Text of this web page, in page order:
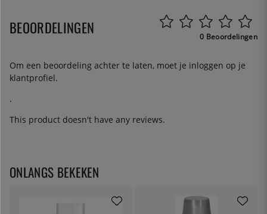
BEOORDELINGEN 0 Beoordelingen
Om een beoordeling achter te laten, moet je inloggen op je
klantprofiel.
.
This product doesn't have any reviews.
ONLANGS BEKEKEN